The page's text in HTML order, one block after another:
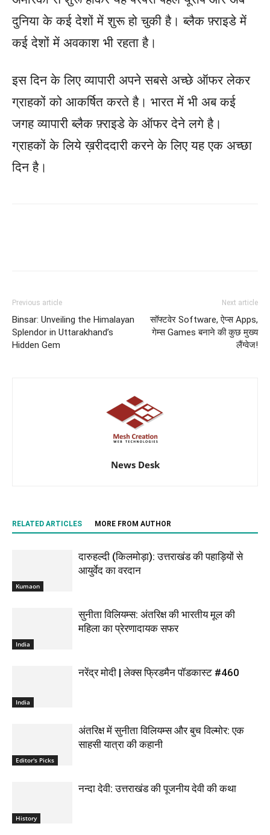
दुनिया के कई देशों में शुरू हो चुकी है। ब्लैक फ़्राइडे में
कई देशों में अवकाश भी रहता है।
इस दिन के लिए व्यापारी अपने सबसे अच्छे ऑफर लेकर
ग्राहकों को आकर्षित करते है। भारत में भी अब कई
जगह व्यापारी ब्लैक फ़्राइडे के ऑफर देने लगे है।
ग्राहकों के लिये ख़रीददारी करने के लिए यह एक अच्छा
दिन है।
Previous article
Binsar: Unveiling the Himalayan
Splendor in Uttarakhand’s
Hidden Gem
Next article
सॉफ्टवेर Software, ऐप्स Apps,
गेम्स Games बनाने की कुछ मुख्य
लैंग्वेज!
News Desk
RELATED ARTICLES MORE FROM AUTHOR
Kumaon
दारुहल्दी (किलमोड़ा): उत्तराखंड की पहाड़ियों से
आयुर्वेद का वरदान
India
सुनीता विलियम्स: अंतरिक्ष की भारतीय मूल की
महिला का प्रेरणादायक सफर
India
नरेंद्र मोदी | लेक्स फ्रिडमैन पॉडकास्ट #460
Editor's Picks
अंतरिक्ष में सुनीता विलियम्स और बुच विल्मोर: एक
साहसी यात्रा की कहानी
History
नन्दा देवी: उत्तराखंड की पूजनीय देवी की कथा